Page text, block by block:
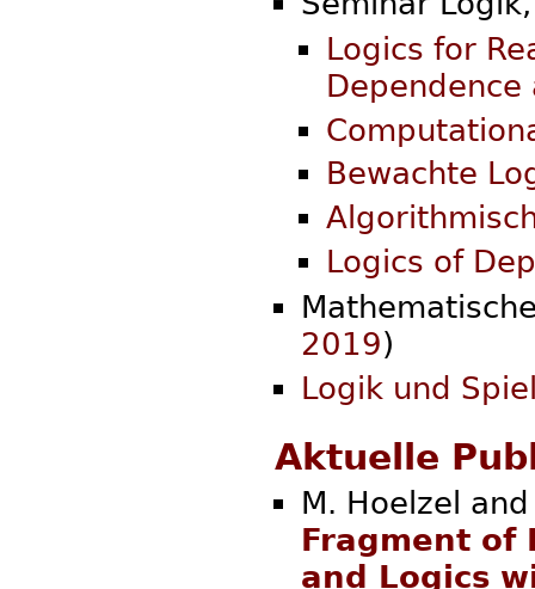
Logics for
Bewachte
Logics of
2019)
Logik und
Aktuelle
M. Hoelzel
Fragment of
and Logics